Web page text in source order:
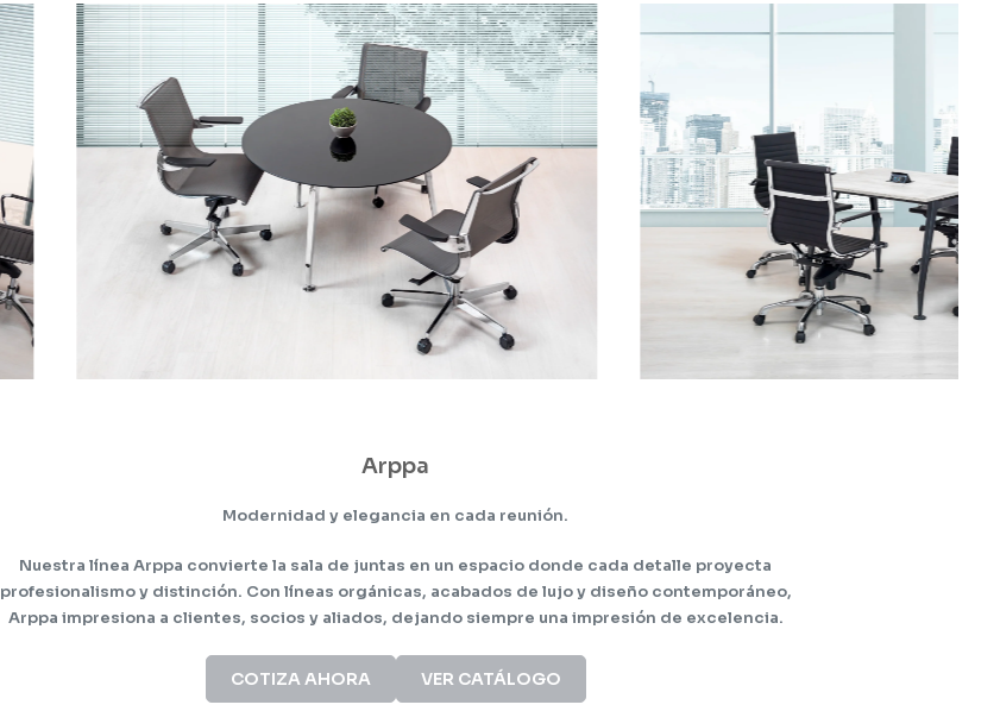
Arppa
Modernidad y elegancia en cada reunión.
Nuestra línea Arppa convierte la sala de juntas en un espacio donde cada detalle proyecta
profesionalismo y distinción. Con líneas orgánicas, acabados de lujo y diseño contemporáneo,
Arppa impresiona a clientes, socios y aliados, dejando siempre una impresión de excelencia.
COTIZA AHORA VER CATÁLOGO